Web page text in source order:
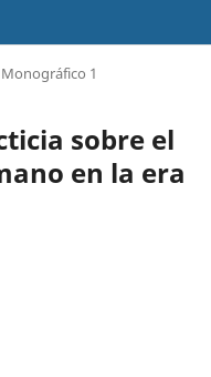
Monográfico 1
sobre el
en la era